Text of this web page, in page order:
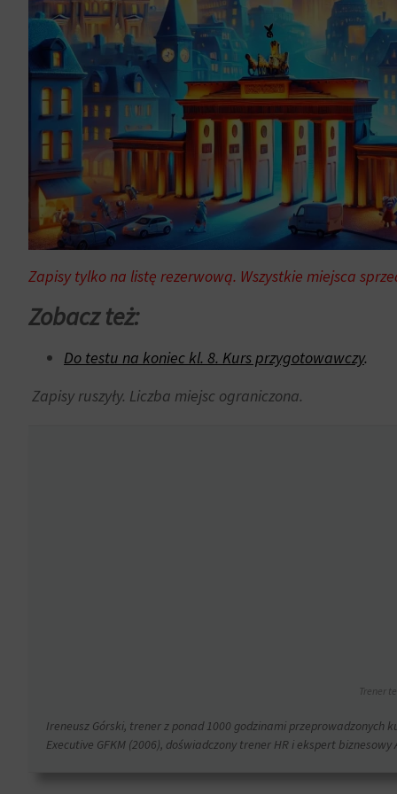
Zapisy tylko na listę rezerwową. Wszystkie miejsca
Zobacz też:
Do testu na koniec kl. 8. Kurs przygotowawczy.
Zapisy ruszyły. Liczba miejsc ograniczona.
Trener
Ireneusz Górski, trener z ponad 1000 godzinami
Executive GFKM (2006), doświadczony trener HR i ekspert
pomiaru
skuteczności
reklam.
w
dowolnym
momencie,
zazwyczaj
za
pośrednictwem
ustawień
prywatności
witryny,
które
umożliwiają
zarządzanie
lub
w
momencie.
zbiera
dane,